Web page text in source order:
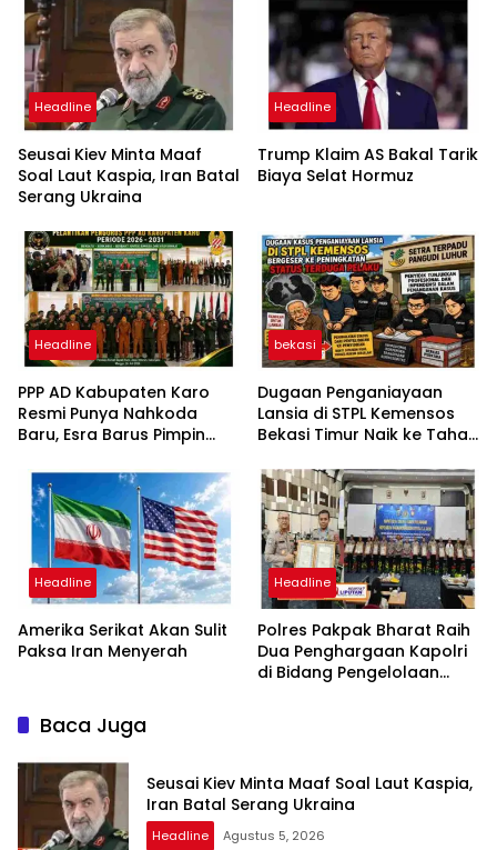
Headline
Seusai Kiev Minta Maaf
Soal Laut Kaspia, Iran Batal
Serang Ukraina
Headline
Trump Klaim AS Bakal Tarik
Biaya Selat Hormuz
Headline
PPP AD Kabupaten Karo
Resmi Punya Nahkoda
Baru, Esra Barus Pimpin
bekasi
Dugaan Penganiayaan
Lansia di STPL Kemensos
Bekasi Timur Naik ke Tahap
Minta Proses Transparan
dan Bebas Intervensi
Headline
Amerika Serikat Akan Sulit
Paksa Iran Menyerah
Headline
Polres Pakpak Bharat Raih
Dua Penghargaan Kapolri
di Bidang Pengelolaan
Baca Juga
Seusai Kiev Minta Maaf Soal Laut Kaspia,
Iran Batal Serang Ukraina
Headline Agustus 5, 2026